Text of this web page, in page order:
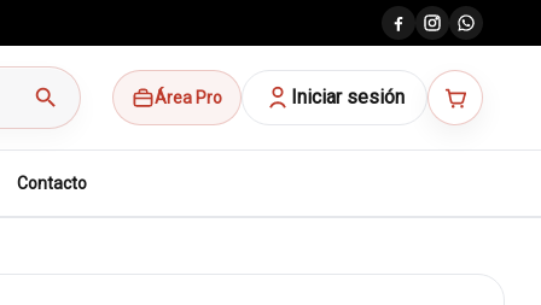
search Área Pro Iniciar sesión
Contacto